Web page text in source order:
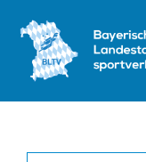
content